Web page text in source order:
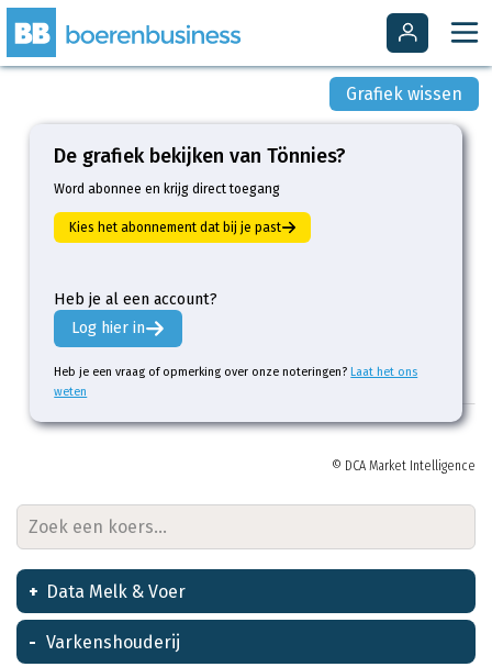
Grafiek wissen
De grafiek bekijken van Tönnies?
Word abonnee en krijg direct toegang
Kies het abonnement dat bij je past
Heb je al een account?
Log hier in
Heb je een vraag of opmerking over onze noteringen?Laat het ons
weten
Data Melk & Voer
Varkenshouderij